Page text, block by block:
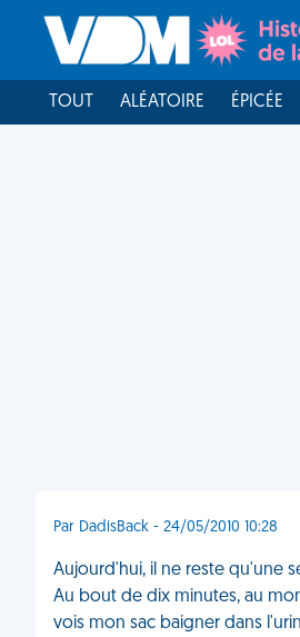
TOUT ALÉATOIRE ÉPICÉE
Par DadisBack - 24/05/2010 10:28
Aujourd'hui, il ne reste qu'une
Au bout de dix minutes, au
vois mon sac baigner dans